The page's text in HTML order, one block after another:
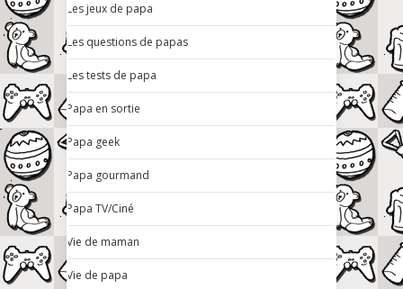
Les jeux de papa
Les questions de papas
Les tests de papa
Papa en sortie
Papa geek
Papa gourmand
Papa TV/Ciné
Vie de maman
Vie de papa